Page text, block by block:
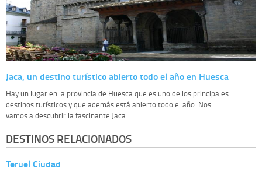
Jaca, un destino turístico abierto todo el año en Huesca
Hay un lugar en la provincia de Huesca que es uno de los principales
destinos turísticos y que además está abierto todo el año. Nos
vamos a descubrir la fascinante Jaca...
DESTINOS RELACIONADOS
Teruel Ciudad